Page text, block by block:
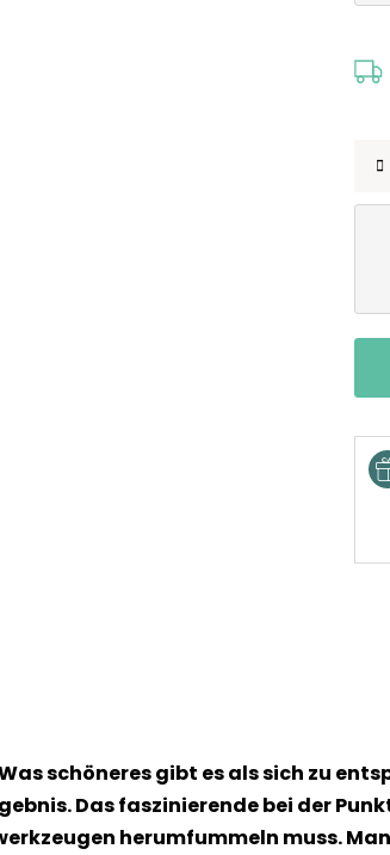
schöneres gibt es als sich zu
Das faszinierende bei der
herumfummeln muss.